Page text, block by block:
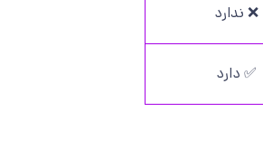
❌ ندارد
✅ دارد